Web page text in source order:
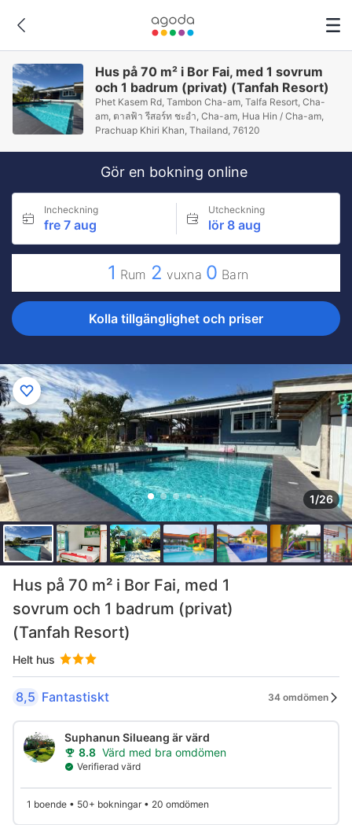
Hus på 70 m² i Bor Fai, med 1 sovrum
och 1 badrum (privat) (Tanfah Resort)
Phet Kasem Rd, Tambon Cha-am, Talfa Resort, Cha-
am, ตาลฟ้า รีสอร์ท ชะอำ, Cha-am, Hua Hin / Cha-am,
Prachuap Khiri Khan, Thailand, 76120
Gör en bokning online
Incheckning
fre 7 aug
Utcheckning
lör 8 aug
1 Rum 2 vuxna 0 Barn
Kolla tillgänglighet och priser
1/26
Hus på 70 m² i Bor Fai, med 1
sovrum och 1 badrum (privat)
(Tanfah Resort)
Helt hus
8,5 Fantastiskt 34 omdömen
Suphanun Silueang är värd
8.8 Värd med bra omdömen
Verifierad värd
1 boende • 50+ bokningar • 20 omdömen